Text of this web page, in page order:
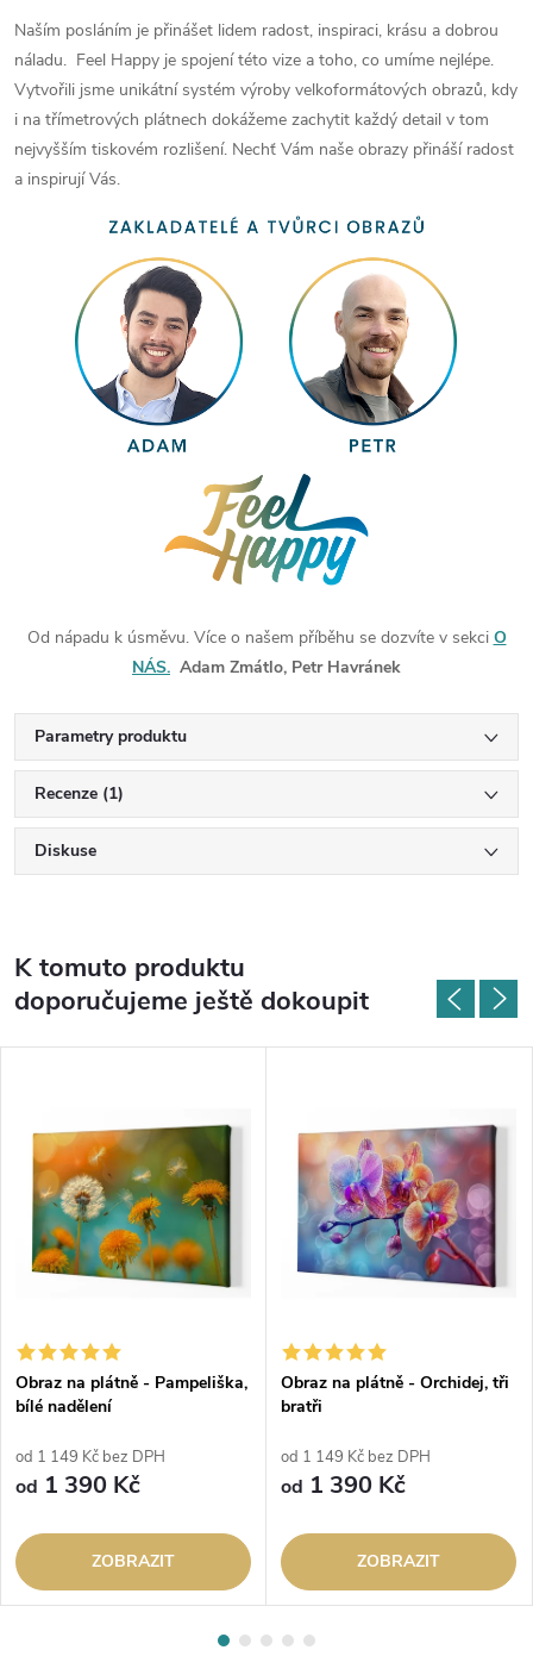
Naším posláním je přinášet lidem radost, inspiraci, krásu a dobrou
náladu. Feel Happy je spojení této vize a toho, co umíme nejlépe.
Vytvořili jsme unikátní systém výroby velkoformátových obrazů, kdy
i na třímetrových plátnech dokážeme zachytit každý detail v tom
nejvyšším tiskovém rozlišení. Nechť Vám naše obrazy přináší radost
a inspirují Vás.
Od nápadu k úsměvu. Více o našem příběhu se dozvíte v sekci O
NÁS. Adam Zmátlo, Petr Havránek
Parametry produktu
Recenze (1)
Diskuse
K tomuto produktu
doporučujeme ještě dokoupit
Obraz na plátně - Pampeliška,
bílé nadělení
od 1 149 Kč bez DPH
od 1 390 Kč
ZOBRAZIT
Obraz na plátně - Orchidej, tři
bratři
od 1 149 Kč bez DPH
od 1 390 Kč
ZOBRAZIT